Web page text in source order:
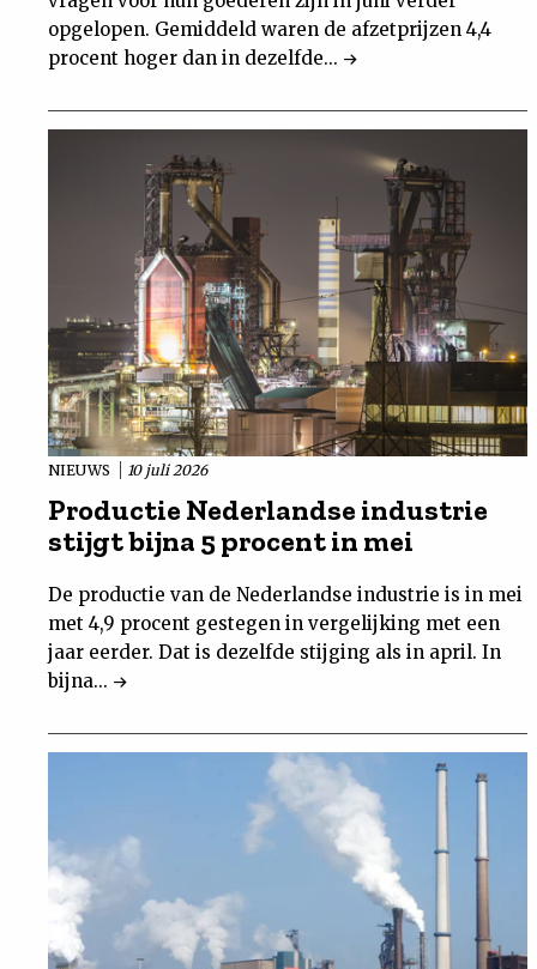
opgelopen. Gemiddeld waren de afzetprijzen 4,4
procent hoger dan in dezelfde...
NIEUWS 10 juli 2026
Productie Nederlandse industrie
stijgt bijna 5 procent in mei
De productie van de Nederlandse industrie is in mei
met 4,9 procent gestegen in vergelijking met een
jaar eerder. Dat is dezelfde stijging als in april. In
bijna...